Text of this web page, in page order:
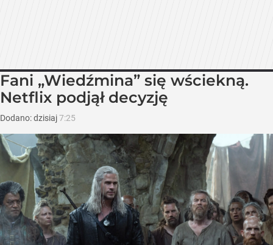
Fani „Wiedźmina” się wściekną.
Netflix podjął decyzję
Dodano:dzisiaj7:25